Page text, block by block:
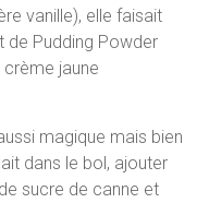
vanille), elle faisait
de Pudding Powder
jaune
magique mais bien
dans le bol, ajouter
sucre de canne et